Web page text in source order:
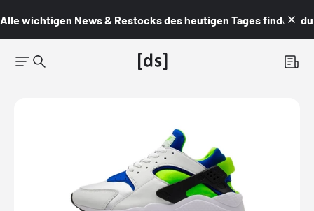
Alle wichtigen News & Restocks des heutigen Tages findest du